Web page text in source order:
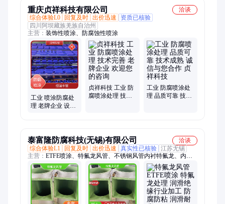
重庆贞祥科技有限公司
洽谈
综合体验L0
回复及时 出价迅速
资质已核验
四川阿坝藏族羌族自治州
主营： 装饰性喷涂、防腐蚀性喷涂
工业 喷涂防腐处
理 老牌企业 设备
贞祥科技 工业 防
腐喷涂处理 技术
工业 防腐喷涂处
理 品质可靠 技术
泰富隆防腐科技(无锡)有限公司
洽谈
综合体验L1
回复及时 出价迅速 真实性已核验 江苏无锡
主营： ETFE喷涂、特氟龙风管、不锈钢风管内衬特氟龙、内衬
特氟龙风管